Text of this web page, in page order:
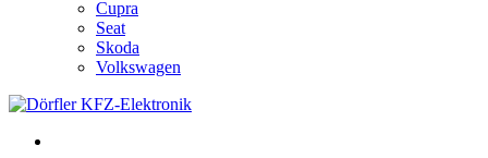
Cupra
Seat
Skoda
Volkswagen